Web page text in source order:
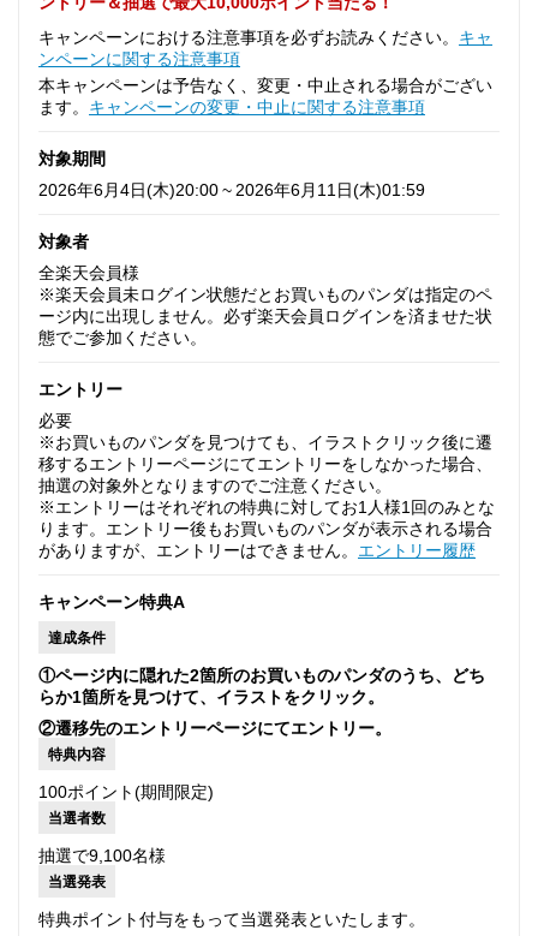
キャンペーンにおける注意事項を必ずお読みください。 キャ
ンペーンに関する注意事項
本キャンペーンは予告なく、変更・中止される場合がござい
ます。 キャンペーンの変更・中止に関する注意事項
対象期間
2026年6月4日(木)20:00 ~ 2026年6月11日(木)01:59
対象者
全楽天会員様
※楽天会員未ログイン状態だとお買いものパンダは指定のペ
ージ内に出現しません。必ず楽天会員ログインを済ませた状
態でご参加ください。
エントリー
必要
※お買いものパンダを見つけても、イラストクリック後に遷
移するエントリーページにてエントリーをしなかった場合、
抽選の対象外となりますのでご注意ください。
※エントリーはそれぞれの特典に対してお1人様1回のみとな
ります。エントリー後もお買いものパンダが表示される場合
がありますが、エントリーはできません。 エントリー履歴
キャンペーン特典A
達成条件
①ページ内に隠れた2箇所のお買いものパンダのうち、どち
らか1箇所を見つけて、イラストをクリック。
②遷移先のエントリーページにてエントリー。
特典内容
100ポイント(期間限定)
当選者数
抽選で9,100名様
当選発表
特典ポイント付与をもって当選発表といたします。